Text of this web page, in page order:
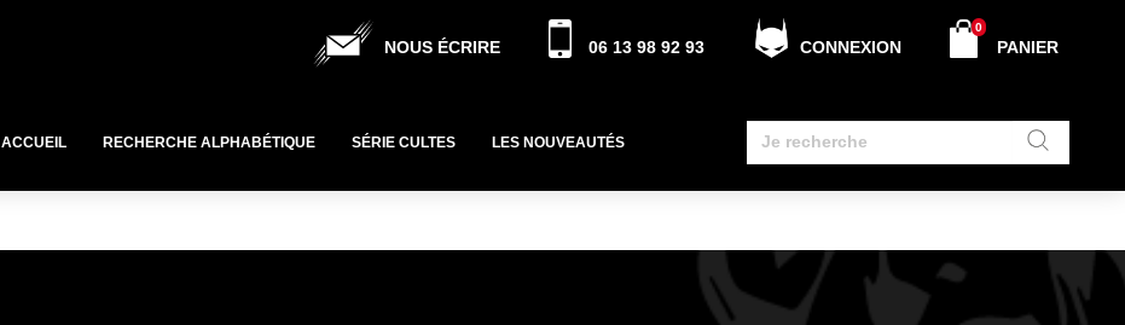
NOUS ÉCRIRE 06 13 98 92 93 CONNEXION PANIER
0
ACCUEIL RECHERCHE ALPHABÉTIQUE SÉRIE CULTES LES NOUVEAUTÉS